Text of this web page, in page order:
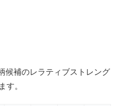
候補のレラティブストレング
。